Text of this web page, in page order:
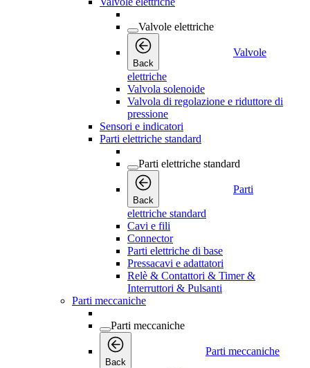
Valvole elettriche
Back
Valvole
elettriche
Valvola solenoide
Valvola di regolazione e riduttore di
pressione
Sensori e indicatori
Parti elettriche standard
Parti elettriche standard
Back
Parti
elettriche standard
Cavi e fili
Connector
Parti elettriche di base
Pressacavi e adattatori
Relè & Contattori & Timer &
Interruttori & Pulsanti
Parti meccaniche
Parti meccaniche
Back
Parti meccaniche